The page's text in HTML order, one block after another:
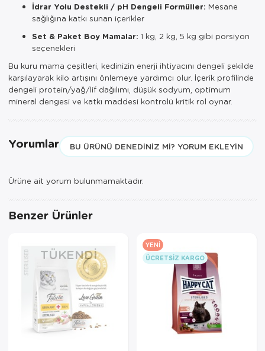
İdrar Yolu Destekli / pH Dengeli Formüller: Mesane
sağlığına katkı sunan içerikler
Set & Paket Boy Mamalar: 1 kg, 2 kg, 5 kg gibi porsiyon
seçenekleri
Bu kuru mama çeşitleri, kedinizin enerji ihtiyacını dengeli şekilde
karşılayarak kilo artışını önlemeye yardımcı olur. İçerik profilinde
dengeli protein/yağ/lif dağılımı, düşük sodyum, optimum
mineral dengesi ve katkı maddesi kontrolü kritik rol oynar.
Yorumlar BU ÜRÜNÜ DENEDINIZ MI? YORUM EKLEYIN
Ürüne ait yorum bulunmamaktadır.
Benzer Ürünler
TÜKENDI
YENI
ÜCRETSIZ KARGO